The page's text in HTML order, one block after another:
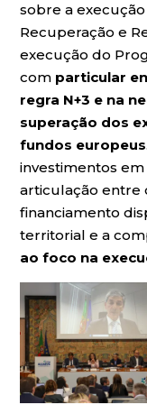
sobre a
Recuperação e
execução do
com particular
regra N+3 e na
superação dos
fundos europeus
investimentos
articulação entre
financiamento
territorial e a
ao foco na